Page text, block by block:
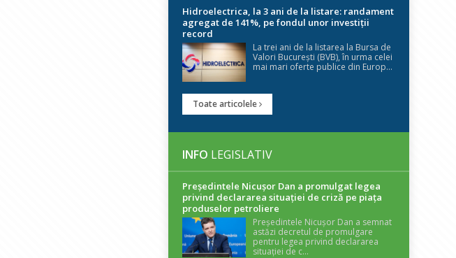
Hidroelectrica, la 3 ani de la listare: randament
agregat de 141%, pe fondul unor investiții
record
La trei ani de la listarea la Bursa de
Valori București (BVB), în urma celei
mai mari oferte publice din Europ...
Toate articolele
INFO LEGISLATIV
Președintele Nicuşor Dan a promulgat legea
privind declararea situaţiei de criză pe piaţa
produselor petroliere
Președintele Nicușor Dan a semnat
astăzi decretul de promulgare
pentru legea privind declararea
situației de c...